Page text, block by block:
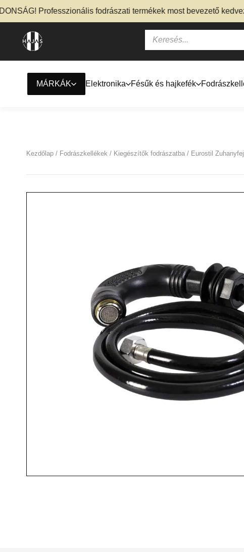
Professzionális fodrászati termékek most bevezető
MÁRKÁK Elektronika Fésűk és hajkefék
Kezdőlap / Fodrászkellékek / Kiegészítők fodrászatba / Eurostil